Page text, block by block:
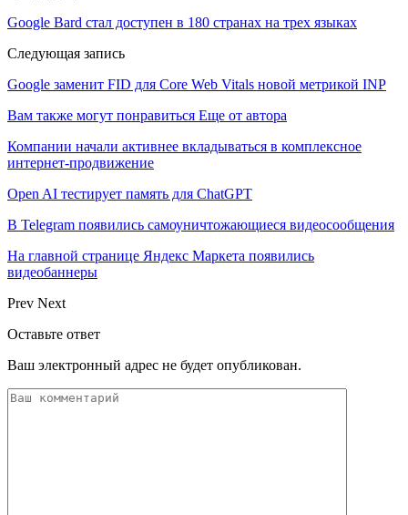
Google Bard стал доступен в 180 странах на трех языках
Следующая запись
Google заменит FID для Core Web Vitals новой метрикой INP
Вам также могут понравиться Еще от автора
Компании начали активнее вкладываться в комплексное
интернет-продвижение
Open AI тестирует память для ChatGPT
В Telegram появились самоуничтожающиеся видеосообщения
На главной странице Яндекс Маркета появились
видеобаннеры
Prev Next
Оставьте ответ
Ваш электронный адрес не будет опубликован.